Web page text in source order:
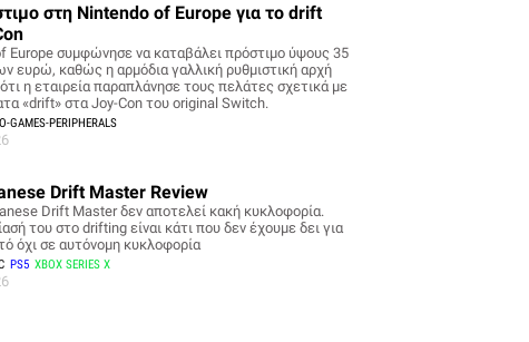
στη Nintendo of Europe για το drift
Europe συμφώνησε να καταβάλει πρόστιμο ύψους 35
ευρώ, καθώς η αρμόδια γαλλική ρυθμιστική αρχή
η εταιρεία παραπλάνησε τους πελάτες σχετικά με
«drift» στα Joy-Con του original Switch.
GAMES-PERIPHERALS
Drift Master Review
Drift Master δεν αποτελεί κακή κυκλοφορία.
του στο drifting είναι κάτι που δεν έχουμε δει για
όχι σε αυτόνομη κυκλοφορία
PS5 XBOX SERIES X